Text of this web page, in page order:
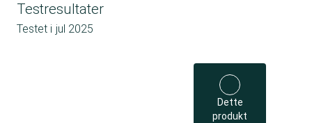
Testresultater
Testet i jul 2025
Dette
produkt